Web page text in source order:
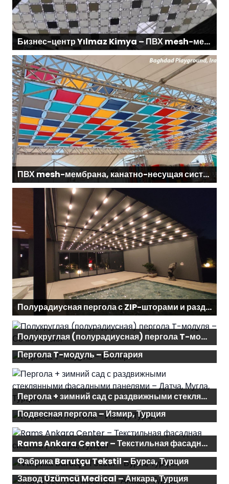
Бизнес-центр Yılmaz Kimya – ПВХ mesh-мембрана и канатно-несущая система
ПВХ mesh-мембрана, канатно-несущая система – Детская игровая площадка Багдада, Ирак
Полурадиусная пергола с ZIP-шторами и раздвижным стеклом с центральным соединением – Измир, Турция
Полукруглая (полурадиусная) пергола T-модуля – Сочи, Россия
Пергола T-модуль – Болгария
Пергола + зимний сад с раздвижными стеклянными фасадными панелями – Датча, Мугла, Турция
Подвесная пергола – Измир, Турция
Rams Ankara Center – Текстильная фасадная система | Анкара, Турция
Фабрика Barutçu Tekstil – Бурса, Турция
Завод Üzümcü Medical – Анкара, Турция